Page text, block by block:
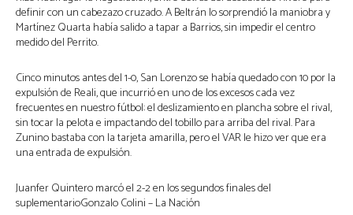
definir con un cabezazo cruzado. A Beltrán lo sorprendió la maniobra y
Martínez Quarta había salido a tapar a Barrios, sin impedir el centro
medido del Perrito.
Cinco minutos antes del 1-0, San Lorenzo se había quedado con 10 por la
expulsión de Reali, que incurrió en uno de los excesos cada vez
frecuentes en nuestro fútbol: el deslizamiento en plancha sobre el rival,
sin tocar la pelota e impactando del tobillo para arriba del rival. Para
Zunino bastaba con la tarjeta amarilla, pero el VAR le hizo ver que era
una entrada de expulsión.
Juanfer Quintero marcó el 2-2 en los segundos finales del
suplementarioGonzalo Colini – La Nación